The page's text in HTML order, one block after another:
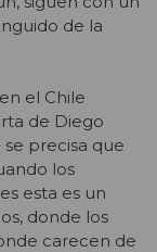
de la
el Chile
de Diego
se precisa que
los
esta es un
donde los
carecen de